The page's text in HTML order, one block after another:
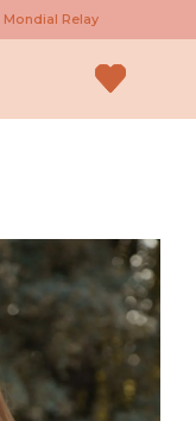
Relay
ou